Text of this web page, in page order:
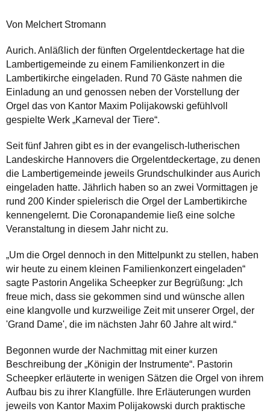
Von Melchert Stromann
Aurich. Anläßlich der fünften Orgelentdeckertage hat die
Lambertigemeinde zu einem Familienkonzert in die
Lambertikirche eingeladen. Rund 70 Gäste nahmen die
Einladung an und genossen neben der Vorstellung der
Orgel das von Kantor Maxim Polijakowski gefühlvoll
gespielte Werk „Karneval der Tiere“.
Seit fünf Jahren gibt es in der evangelisch-lutherischen
Landeskirche Hannovers die Orgelentdeckertage, zu denen
die Lambertigemeinde jeweils Grundschulkinder aus Aurich
eingeladen hatte. Jährlich haben so an zwei Vormittagen je
rund 200 Kinder spielerisch die Orgel der Lambertikirche
kennengelernt. Die Coronapandemie ließ eine solche
Veranstaltung in diesem Jahr nicht zu.
„Um die Orgel dennoch in den Mittelpunkt zu stellen, haben
wir heute zu einem kleinen Familienkonzert eingeladen“
sagte Pastorin Angelika Scheepker zur Begrüßung: „Ich
freue mich, dass sie gekommen sind und wünsche allen
eine klangvolle und kurzweilige Zeit mit unserer Orgel, der
'Grand Dame', die im nächsten Jahr 60 Jahre alt wird.“
Begonnen wurde der Nachmittag mit einer kurzen
Beschreibung der „Königin der Instrumente“. Pastorin
Scheepker erläuterte in wenigen Sätzen die Orgel von ihrem
Aufbau bis zu ihrer Klangfülle. Ihre Erläuterungen wurden
jeweils von Kantor Maxim Polijakowski durch praktische